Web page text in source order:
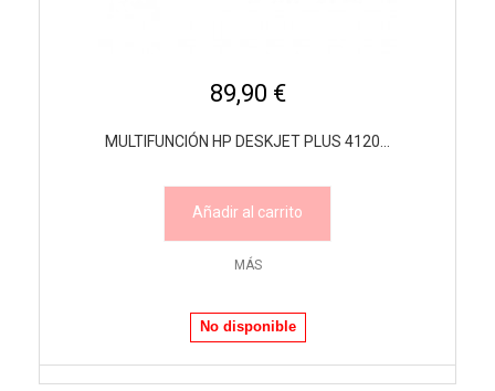
89,90 €
MULTIFUNCIÓN HP DESKJET PLUS 4120...
Añadir al carrito
MÁS
No disponible